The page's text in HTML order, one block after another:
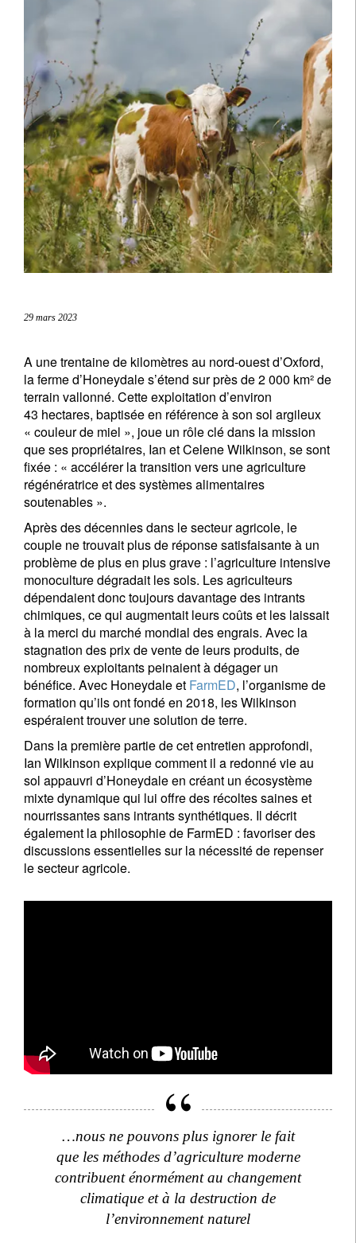
29 mars 2023
A une trentaine de kilomètres au nord-ouest d’Oxford,
la ferme d’Honeydale s’étend sur près de 2 000 km² de
terrain vallonné. Cette exploitation d’environ
43 hectares, baptisée en référence à son sol argileux
« couleur de miel », joue un rôle clé dans la mission
que ses propriétaires, Ian et Celene Wilkinson, se sont
fixée : « accélérer la transition vers une agriculture
régénératrice et des systèmes alimentaires
soutenables ».
Après des décennies dans le secteur agricole, le
couple ne trouvait plus de réponse satisfaisante à un
problème de plus en plus grave : l’agriculture intensive
monoculture dégradait les sols. Les agriculteurs
dépendaient donc toujours davantage des intrants
chimiques, ce qui augmentait leurs coûts et les laissait
à la merci du marché mondial des engrais. Avec la
stagnation des prix de vente de leurs produits, de
nombreux exploitants peinaient à dégager un
bénéfice. Avec Honeydale et FarmED, l’organisme de
formation qu’ils ont fondé en 2018, les Wilkinson
espéraient trouver une solution de terre.
Dans la première partie de cet entretien approfondi,
Ian Wilkinson explique comment il a redonné vie au
sol appauvri d’Honeydale en créant un écosystème
mixte dynamique qui lui offre des récoltes saines et
nourrissantes sans intrants synthétiques. Il décrit
également la philosophie de FarmED : favoriser des
discussions essentielles sur la nécessité de repenser
le secteur agricole.
…nous ne pouvons plus ignorer le fait
que les méthodes d’agriculture moderne
contribuent énormément au changement
climatique et à la destruction de
l’environnement naturel